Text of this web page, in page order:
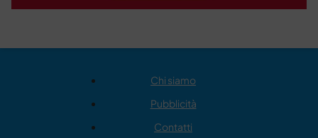
Chi siamo
Pubblicità
Contatti